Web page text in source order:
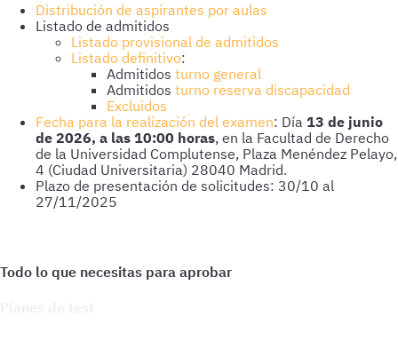
Distribución de aspirantes por aulas
Listado de admitidos
Listado provisional de admitidos
Listado definitivo:
Admitidos turno general
Admitidos turno reserva discapacidad
Excluidos
Fecha para la realización del examen: Día 13 de junio
de 2026, a las 10:00 horas, en la Facultad de Derecho
de la Universidad Complutense, Plaza Menéndez Pelayo,
4 (Ciudad Universitaria) 28040 Madrid.
Plazo de presentación de solicitudes: 30/10 al
27/11/2025